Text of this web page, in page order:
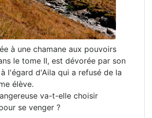
à une chamane aux pouvoirs
le tome II, est dévorée par son
l'égard d'Aila qui a refusé de la
élève.
va-t-elle choisir
se venger ?